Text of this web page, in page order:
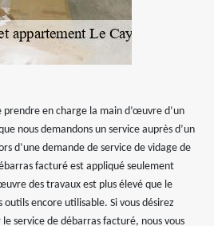
prendre en charge la main d’œuvre d’un
nous demandons un service auprès d’un
d’une demande de service de vidage de
facturé est appliqué seulement
des travaux est plus élevé que le
outils encore utilisable. Si vous désirez
service de débarras facturé, nous vous